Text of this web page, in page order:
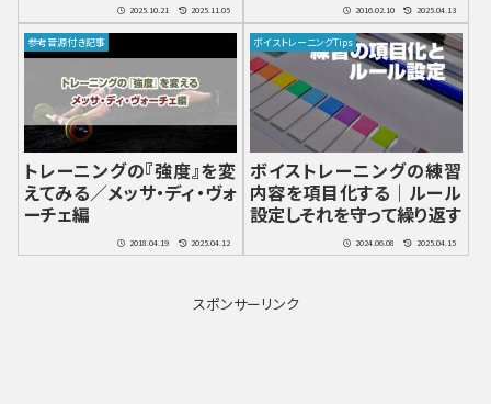
2025.10.21 2025.11.05 2016.02.10 2025.04.13
参考音源付き記事
トレーニングの『強度』を変
えてみる／メッサ・ディ・ヴォ
ーチェ編
2018.04.19 2025.04.12
ボイストレーニングTips
ボイストレーニングの練習
内容を項目化する｜ルール
設定しそれを守って繰り返す
2024.06.08 2025.04.15
スポンサーリンク